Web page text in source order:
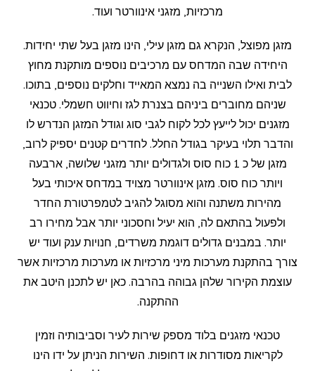
מרכזיות, מזגני אינוורטר ועוד.
מזגן מפוצל, הנקרא גם מזגן עילי, הינו מזגן בעל שתי יחידות.
היחידה שבה המדחס עם מרכיבים נוספים מותקנת מחוץ
לבית ואילו השנייה בה נמצא המאייד וחלקים נוספים, בתוכו.
שניהם מחוברים ביניהם בצנרת לגז וחיווט חשמלי. טכנאי
מזגנים יכול לייעץ לכל לקוח לגבי סוג וגודל המזגן הנדרש לו
והדבר תלוי בעיקר בגודל החלל. לחדרים קטנים יספיק לרוב,
מזגן של כ 1 כוח סוס ולגדולים יותר מזגני שלושה, ארבעה
ויותר כוח סוס. מזגן אינוורטר מצויד במדחס איכותי בעל
מהירות משתנה והוא מסוגל להגיב לטמפרטורת החדר
ולפעול בהתאם לה, הוא יעיל וחסכוני יותר אבל מחירו רב
יותר. במבנים גדולים דוגמת משרדים, חנויות ענק ועוד יש
צורך בהתקנת מערכות מיני מרכזיות או מערכות מרכזיות אשר
עוצמת הקירור שלהן גבוהה בהרבה. כאן יש לתכנן היטב את
ההתקנה.
טכנאי מזגנים בלוד מספק שירות לעיר וסביבותיה וזמין
לקריאות מסודרות או דחופות. השירות הניתן על ידו הינו